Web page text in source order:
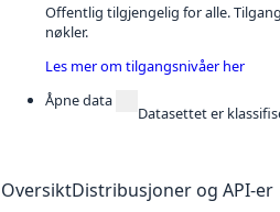
Offentlig tilgjengelig for alle.
nøkler.
Les mer om tilgangsnivåer her
Åpne data
Datasettet er
OversiktDistribusjoner og API-er